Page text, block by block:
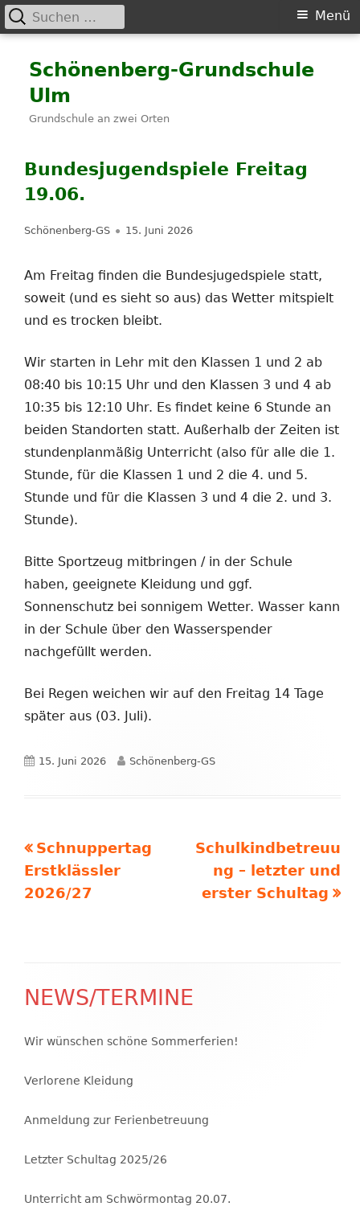
Inhalt
Schönenberg-Grundschule
Ulm
Grundschule an zwei Orten
Primäres
Menü
Suchen
nach:
Bundesjugendspiele Freitag
19.06.
Autor
Schönenberg-GS Veröffentlicht
15. Juni 2026
Am Freitag finden die Bundesjugedspiele statt,
soweit (und es sieht so aus) das Wetter mitspielt
und es trocken bleibt.
Wir starten in Lehr mit den Klassen 1 und 2 ab
08:40 bis 10:15 Uhr und den Klassen 3 und 4 ab
10:35 bis 12:10 Uhr. Es findet keine 6 Stunde an
beiden Standorten statt. Außerhalb der Zeiten ist
stundenplanmäßig Unterricht (also für alle die 1.
Stunde, für die Klassen 1 und 2 die 4. und 5.
Stunde und für die Klassen 3 und 4 die 2. und 3.
Stunde).
Bitte Sportzeug mitbringen / in der Schule
haben, geeignete Kleidung und ggf.
Sonnenschutz bei sonnigem Wetter. Wasser kann
in der Schule über den Wasserspender
nachgefüllt werden.
Bei Regen weichen wir auf den Freitag 14 Tage
später aus (03. Juli).
Veröffentlicht
15. Juni 2026 Autor
Schönenberg-GS
Beitragsnavigation
Vorheriger
Beitrag:
Schnuppertag
Erstklässler
2026/27
Nächster
Beitrag
Schulkindbetreuu
ng – letzter und
erster Schultag
Haupt-
Seitenleiste
NEWS/TERMINE
Wir wünschen schöne Sommerferien!
Verlorene Kleidung
Anmeldung zur Ferienbetreuung
Letzter Schultag 2025/26
Unterricht am Schwörmontag 20.07.